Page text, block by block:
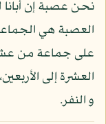
نحن عصبة إن
العصبة هي
على جماعة من
العشرة إلى
و النفر.